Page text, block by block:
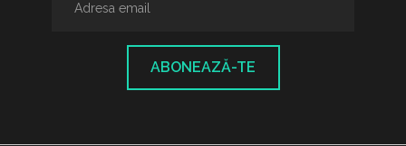
ABONEAZĂ-TE